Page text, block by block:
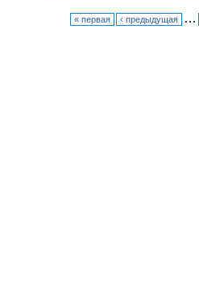
« первая ‹ предыдущая …